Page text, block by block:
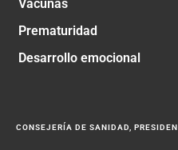
Vacunas
Prematuridad
Desarrollo emocional
CONSEJERÍA DE SANIDAD,